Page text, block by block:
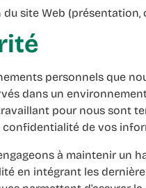
du site Web
dans un
pour nous sont
confidentialité de vos
en intégrant les